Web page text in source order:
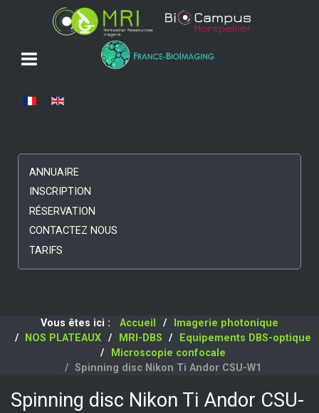
Sélectionnez votre langue
ANNUAIRE
INSCRIPTION
RÉSERVATION
CONTACTEZ NOUS
TARIFS
Vous êtes ici : Accueil
Imagerie photonique
NOS PLATEAUX
MRI-DBS
Equipements DBS-optique
Microscopie confocale
Spinning disc Nikon Ti Andor CSU-W1
Spinning disc Nikon Ti Andor CSU-